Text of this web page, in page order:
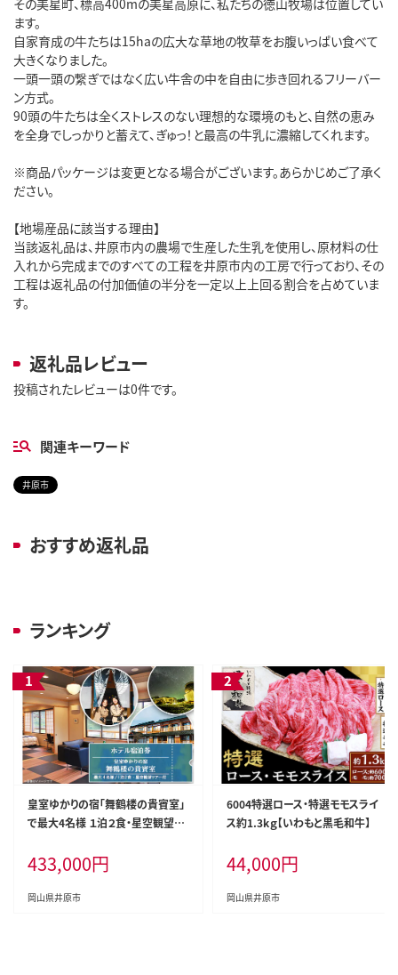
ます。
自家育成の牛たちは15haの広大な草地の牧草をお腹いっぱい食べて
大きくなりました。
一頭一頭の繋ぎではなく広い牛舎の中を自由に歩き回れるフリーバー
ン方式。
90頭の牛たちは全くストレスのない理想的な環境のもと、自然の恵み
を全身でしっかりと蓄えて、ぎゅっ！と最高の牛乳に濃縮してくれます。
※商品パッケージは変更となる場合がございます。あらかじめご了承く
ださい。
【地場産品に該当する理由】
当該返礼品は、井原市内の農場で生産した生乳を使用し、原材料の仕
入れから完成までのすべての工程を井原市内の工房で行っており、その
工程は返礼品の付加価値の半分を一定以上上回る割合を占めていま
す。
返礼品レビュー
投稿されたレビューは0件です。
関連キーワード
井原市
おすすめ返礼品
ランキング
皇室ゆかりの宿「舞鶴楼の貴賓室」
で最大4名様 １泊２食・星空観望ツ
433,000円
岡山県井原市
6004特選ロース・特選モモスライ
ス約1.3kｇ【いわもと黒毛和牛】
44,000円
岡山県井原市